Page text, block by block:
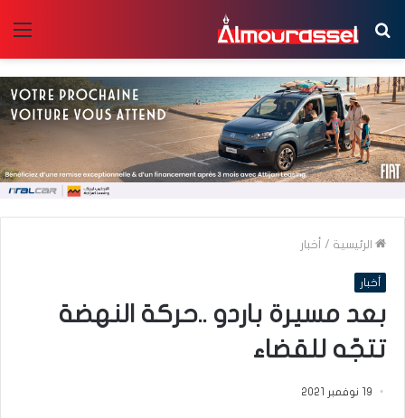
بحث
عن
الرئيسية / أخبار
أخبار
بعد مسيرة باردو ..حركة النهضة
تتجّه للقضاء
19 نوفمبر 2021